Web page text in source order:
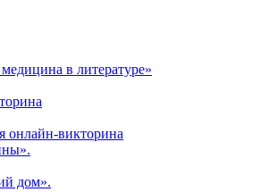
в литературе»
онлайн-викторина
дом».